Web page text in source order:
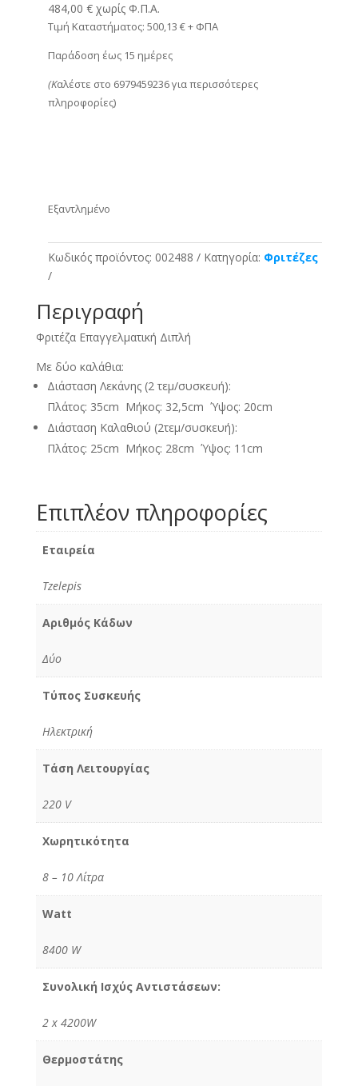
484,00 € χωρίς Φ.Π.Α.
Τιμή Καταστήματος: 500,13 € + ΦΠΑ
Παράδοση έως 15 ημέρες
(Καλέστε στο 6979459236 για περισσότερες
πληροφορίες)
Εξαντλημένο
Κωδικός προϊόντος: 002488 Κατηγορία: Φριτέζες
Περιγραφή
Φριτέζα Επαγγελματική Διπλή
Με δύο καλάθια:
Διάσταση Λεκάνης (2 τεμ/συσκευή):
Πλάτος: 35cm Μήκος: 32,5cm Ύψος: 20cm
Διάσταση Καλαθιού (2τεμ/συσκευή):
Πλάτος: 25cm Μήκος: 28cm Ύψος: 11cm
Επιπλέον πληροφορίες
Εταιρεία
Tzelepis
Αριθμός Κάδων
Δύο
Τύπος Συσκευής
Ηλεκτρική
Τάση Λειτουργίας
220 V
Χωρητικότητα
8 – 10 Λίτρα
Watt
8400 W
Συνολική Ισχύς Αντιστάσεων:
2 x 4200W
Θερμοστάτης